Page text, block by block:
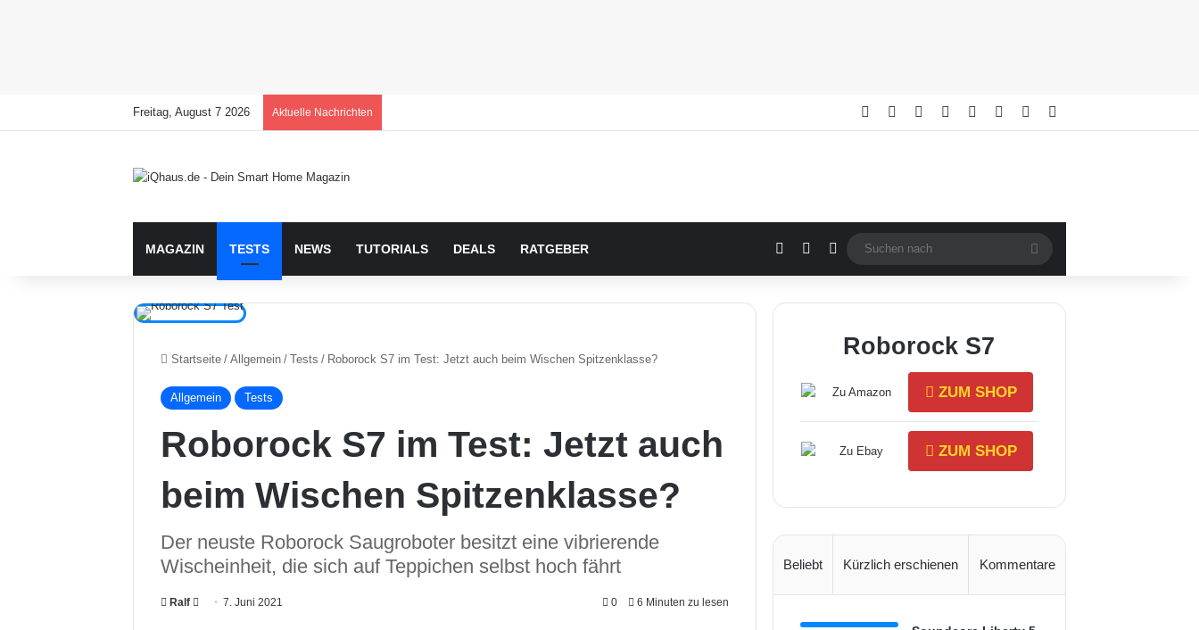
Freitag, August 7 2026 Aktuelle Nachrichten Facebook YouTubeBuy Me a Coffee
RSS AnmeldenZufällige Artikel
MAGAZIN TESTS NEWS TUTORIALS DEALS RATGEBER Zufällige Artikel
SidebarSkin umschalten
nach
Startseite / Allgemein / Tests / Roborock S7 im Test: Jetzt auch beim Wischen Spitzenklasse?
Allgemein Tests
Roborock S7 im Test: Jetzt auch
beim Wischen Spitzenklasse?
Der neuste Roborock Saugroboter besitzt eine vibrierende
Wischeinheit, die sich auf Teppichen selbst hoch fährt
Ralf 7. Juni 2021 0 6 Minuten zu lesen
Roborock S7
ZUM SHOP
ZUM SHOP
Beliebt Kürzlich erschienen Kommentare